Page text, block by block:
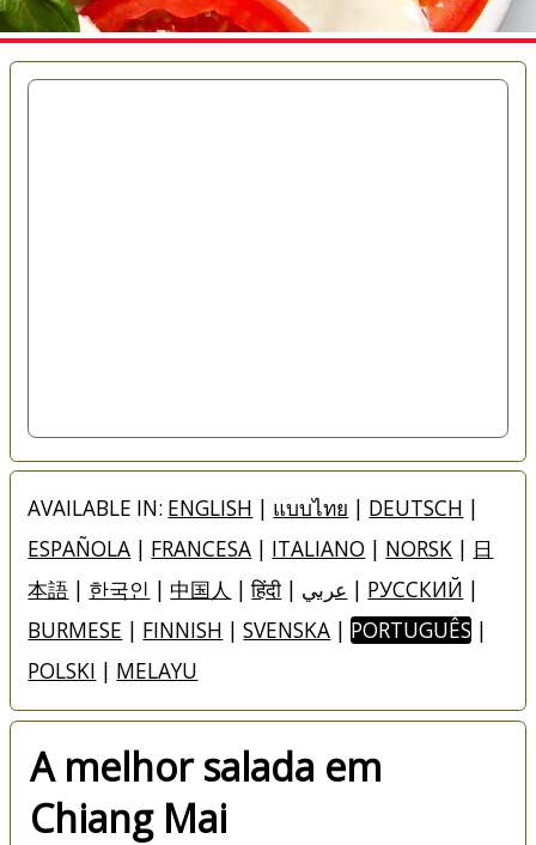
AVAILABLE IN: ENGLISH | แบบไทย | DEUTSCH |
ESPAÑOLA | FRANCESA | ITALIANO | NORSK | 日
本語 | 한국인 | 中国人 |हिंदी | عربي | РУССКИЙ |
BURMESE | FINNISH |SVENSKA | PORTUGUÊS |
POLSKI | MELAYU
A melhor salada em
Chiang Mai